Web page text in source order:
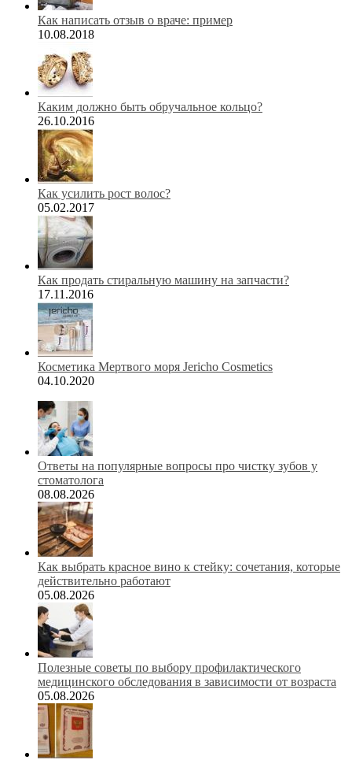
Как написать отзыв о враче: пример
10.08.2018
Каким должно быть обручальное кольцо?
26.10.2016
Как усилить рост волос?
05.02.2017
Как продать стиральную машину на запчасти?
17.11.2016
Косметика Мертвого моря Jericho Cosmetics
04.10.2020
Ответы на популярные вопросы про чистку зубов у
стоматолога
08.08.2026
Как выбрать красное вино к стейку: сочетания, которые
действительно работают
05.08.2026
Полезные советы по выбору профилактического
медицинского обследования в зависимости от возраста
05.08.2026